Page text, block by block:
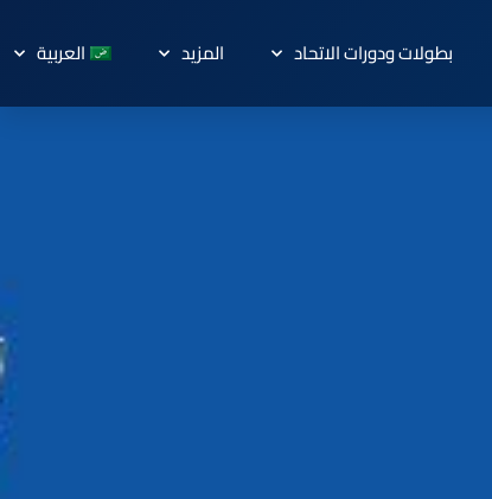
بطولات ودورات الاتحاد المزيد العربية